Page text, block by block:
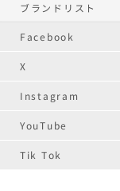
ブランドリスト
Facebook
X
Instagram
YouTube
Tik Tok